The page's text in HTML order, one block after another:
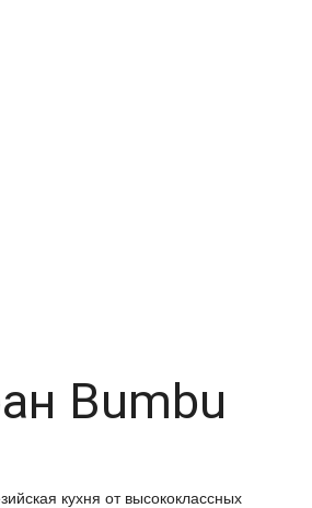
Bumbu
кухня от высококлассных